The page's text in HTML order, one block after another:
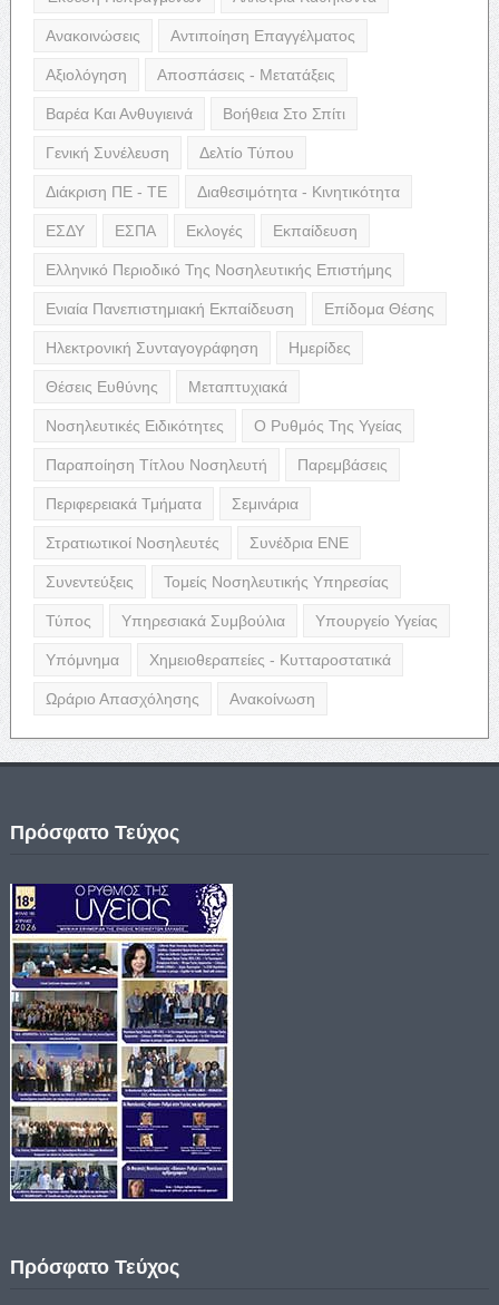
Ανακοινώσεις Αντιποίηση Επαγγέλματος
Αξιολόγηση Αποσπάσεις - Μετατάξεις
Βαρέα Και Ανθυγιεινά Βοήθεια Στο Σπίτι
Γενική Συνέλευση Δελτίο Τύπου
Διάκριση ΠΕ - ΤΕ Διαθεσιμότητα - Κινητικότητα
ΕΣΔΥ ΕΣΠΑ Εκλογές Εκπαίδευση
Ελληνικό Περιοδικό Της Νοσηλευτικής Επιστήμης
Ενιαία Πανεπιστημιακή Εκπαίδευση Επίδομα Θέσης
Ηλεκτρονική Συνταγογράφηση Ημερίδες
Θέσεις Ευθύνης Μεταπτυχιακά
Νοσηλευτικές Ειδικότητες Ο Ρυθμός Της Υγείας
Παραποίηση Τίτλου Νοσηλευτή Παρεμβάσεις
Περιφερειακά Τμήματα Σεμινάρια
Στρατιωτικοί Νοσηλευτές Συνέδρια ΕΝΕ
Συνεντεύξεις Τομείς Νοσηλευτικής Υπηρεσίας
Τύπος Υπηρεσιακά Συμβούλια Υπουργείο Υγείας
Υπόμνημα Χημειοθεραπείες - Κυτταροστατικά
Ωράριο Απασχόλησης Ανακοίνωση
Πρόσφατο Τεύχος
Πρόσφατο Τεύχος